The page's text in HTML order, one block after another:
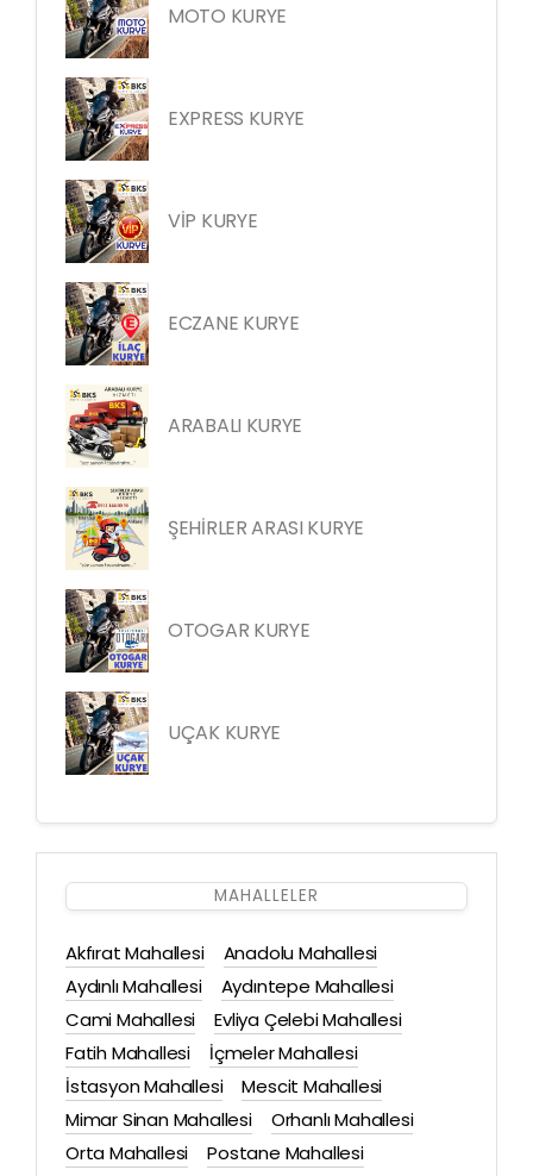
MOTO KURYE
EXPRESS KURYE
VİP KURYE
ECZANE KURYE
ARABALI KURYE
ŞEHİRLER ARASI KURYE
OTOGAR KURYE
UÇAK KURYE
MAHALLELER
Akfırat Mahallesi
Anadolu Mahallesi
Aydınlı Mahallesi
Aydıntepe Mahallesi
Cami Mahallesi
Evliya Çelebi Mahallesi
Fatih Mahallesi
İçmeler Mahallesi
İstasyon Mahallesi
Mescit Mahallesi
Mimar Sinan Mahallesi
Orhanlı Mahallesi
Orta Mahallesi
Postane Mahallesi